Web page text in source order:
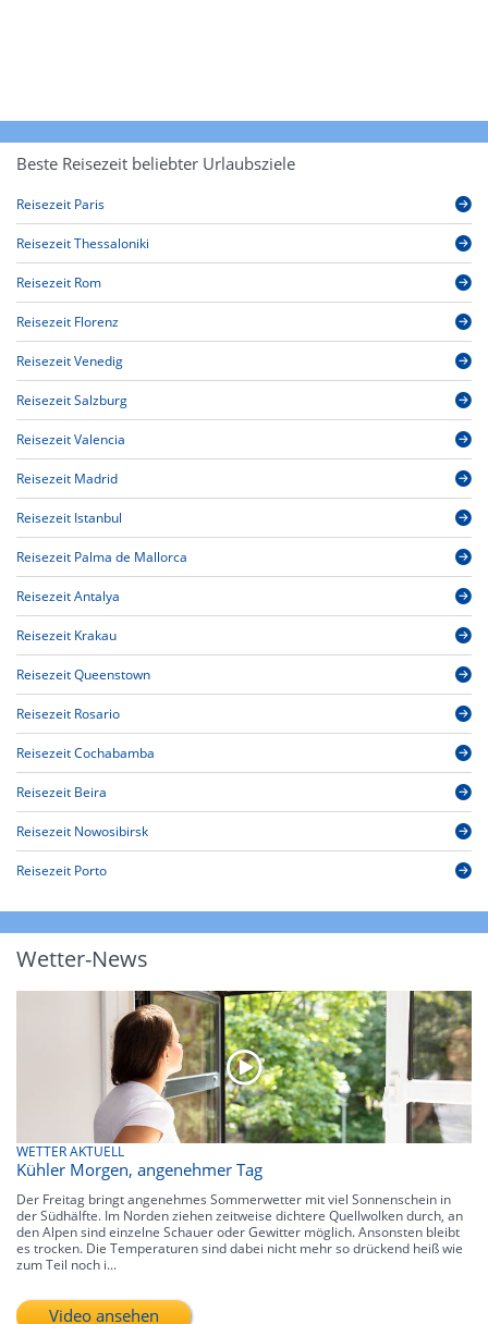
Beste Reisezeit beliebter Urlaubsziele
Reisezeit Paris
Reisezeit Thessaloniki
Reisezeit Rom
Reisezeit Florenz
Reisezeit Venedig
Reisezeit Salzburg
Reisezeit Valencia
Reisezeit Madrid
Reisezeit Istanbul
Reisezeit Palma de Mallorca
Reisezeit Antalya
Reisezeit Krakau
Reisezeit Queenstown
Reisezeit Rosario
Reisezeit Cochabamba
Reisezeit Beira
Reisezeit Nowosibirsk
Reisezeit Porto
Wetter-News
WETTER AKTUELL
Kühler Morgen, angenehmer Tag
Der Freitag bringt angenehmes Sommerwetter mit viel Sonnenschein in
der Südhälfte. Im Norden ziehen zeitweise dichtere Quellwolken durch, an
den Alpen sind einzelne Schauer oder Gewitter möglich. Ansonsten bleibt
es trocken. Die Temperaturen sind dabei nicht mehr so drückend heiß wie
zum Teil noch i...
Video ansehen